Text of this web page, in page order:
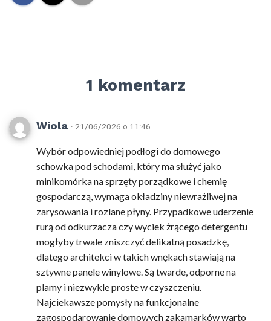
1 komentarz
Wiola · 21/06/2026 o 11:46
Wybór odpowiedniej podłogi do domowego
schowka pod schodami, który ma służyć jako
minikomórka na sprzęty porządkowe i chemię
gospodarczą, wymaga okładziny niewrażliwej na
zarysowania i rozlane płyny. Przypadkowe uderzenie
rurą od odkurzacza czy wyciek żrącego detergentu
mogłyby trwale zniszczyć delikatną posadzkę,
dlatego architekci w takich wnękach stawiają na
sztywne panele winylowe. Są twarde, odporne na
plamy i niezwykle proste w czyszczeniu.
Najciekawsze pomysły na funkcjonalne
zagospodarowanie domowych zakamarków warto